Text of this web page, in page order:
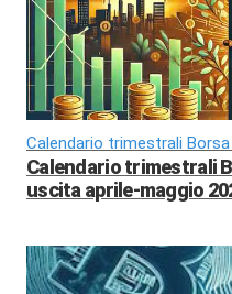
Calendario trimestrali
Calendario trimestrali
uscita aprile-maggio